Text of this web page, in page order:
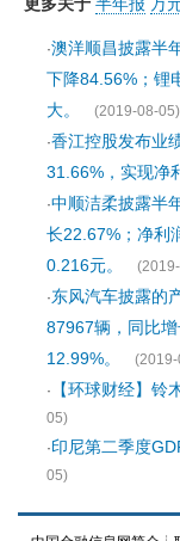
·澳洋顺昌披露半
下降84.56%；锂
大。
(2019-08-05)
·香江控股发布业
31.66%，实现净
·中顺洁柔披露半
长22.67%；净利
0.216元。
·东风汽车披露的
87967辆，同比
12.99%。
·
【环球财经】
05)
·印尼第二季度
05)